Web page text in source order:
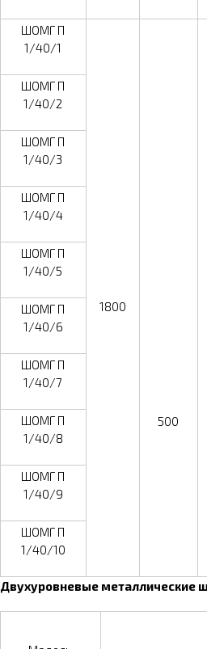
ШОМГ П
1/40/1
1800
500
ШОМГ П
1/40/2
ШОМГ П
1/40/3
ШОМГ П
1/40/4
ШОМГ П
1/40/5
ШОМГ П
1/40/6
ШОМГ П
1/40/7
ШОМГ П
1/40/8
ШОМГ П
1/40/9
ШОМГ П
1/40/10
Двухуровневые металлические